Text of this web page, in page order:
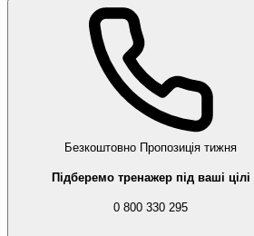
Безкоштовно Пропозиція тижня
Підберемо тренажер під ваші цілі
0 800 330 295